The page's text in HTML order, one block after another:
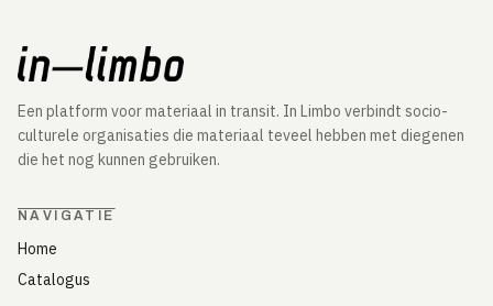
Een platform voor materiaal in transit. In Limbo verbindt socio-
culturele organisaties die materiaal teveel hebben met diegenen
die het nog kunnen gebruiken.
NAVIGATIE
Home
Catalogus